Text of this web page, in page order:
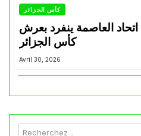
كأس الجزائر
اتحاد العاصمة ينفرد بعرش
كأس الجزائر
Avril 30, 2026